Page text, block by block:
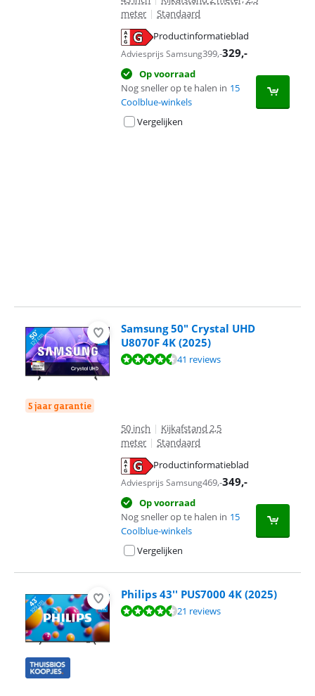
meter | Standaard
Productinformatieblad
Adviesprijs Samsung399,-329,-
Op voorraad
Nog sneller op te halen in 15
Coolblue-winkels
Vergelijken
5 jaar garantie
Samsung 50" Crystal UHD
U8070F 4K (2025)
Beoordeling is 8,9 van de 10, gebaseerd op 41 reviews.
41 reviews
50 inch | Kijkafstand 2,5
meter | Standaard
Productinformatieblad
Adviesprijs Samsung469,-349,-
Op voorraad
Nog sneller op te halen in 15
Coolblue-winkels
Vergelijken
Philips 43'' PUS7000 4K (2025)
Beoordeling is 8,5 van de 10, gebaseerd op 21 reviews.
21 reviews